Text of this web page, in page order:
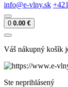
info@e-vlny.sk
0 0.00 €
Váš nákupný košík
Ste neprihlásený